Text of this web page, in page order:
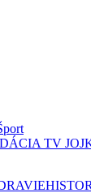
TV JOJ